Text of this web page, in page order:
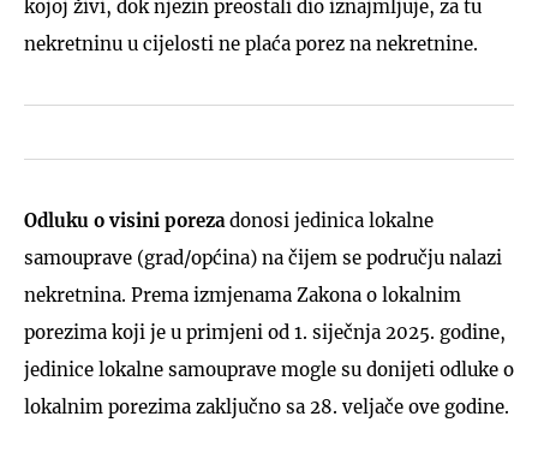
kojoj živi, dok njezin preostali dio iznajmljuje, za tu
nekretninu u cijelosti ne plaća porez na nekretnine.
Odluku o visini poreza donosi jedinica lokalne
samouprave (grad/općina) na čijem se području nalazi
nekretnina. Prema izmjenama Zakona o lokalnim
porezima koji je u primjeni od 1. siječnja 2025. godine,
jedinice lokalne samouprave mogle su donijeti odluke o
lokalnim porezima zaključno sa 28. veljače ove godine.